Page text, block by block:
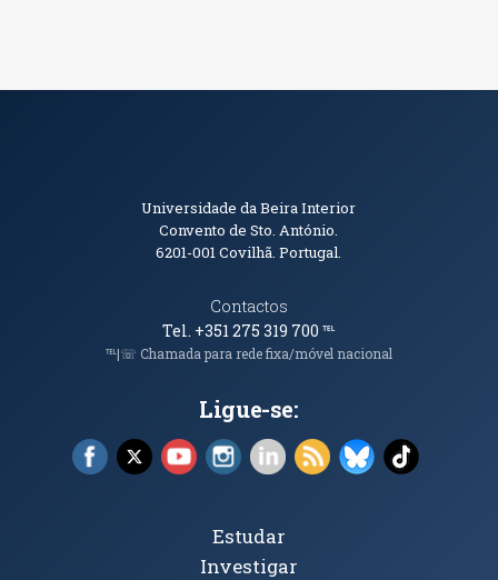
Informações de Contacto
Universidade da Beira Interior
Convento de Sto. António.
6201-001Covilhã. Portugal.
Contactos
Tel. +351 275 319 700℡
℡|☏ Chamada para rede fixa/móvel nacional
Ligue-se:
Facebook (abre em nova janela)
X (abre em nova janela)
YouTube (abre em nova janela)
Instagram (abre em nova janela)
LinkedIn (abre em nova
RSS (abre em nova
Bluesky (abre
TikTok
Tópicos Principais
Estudar
Investigar